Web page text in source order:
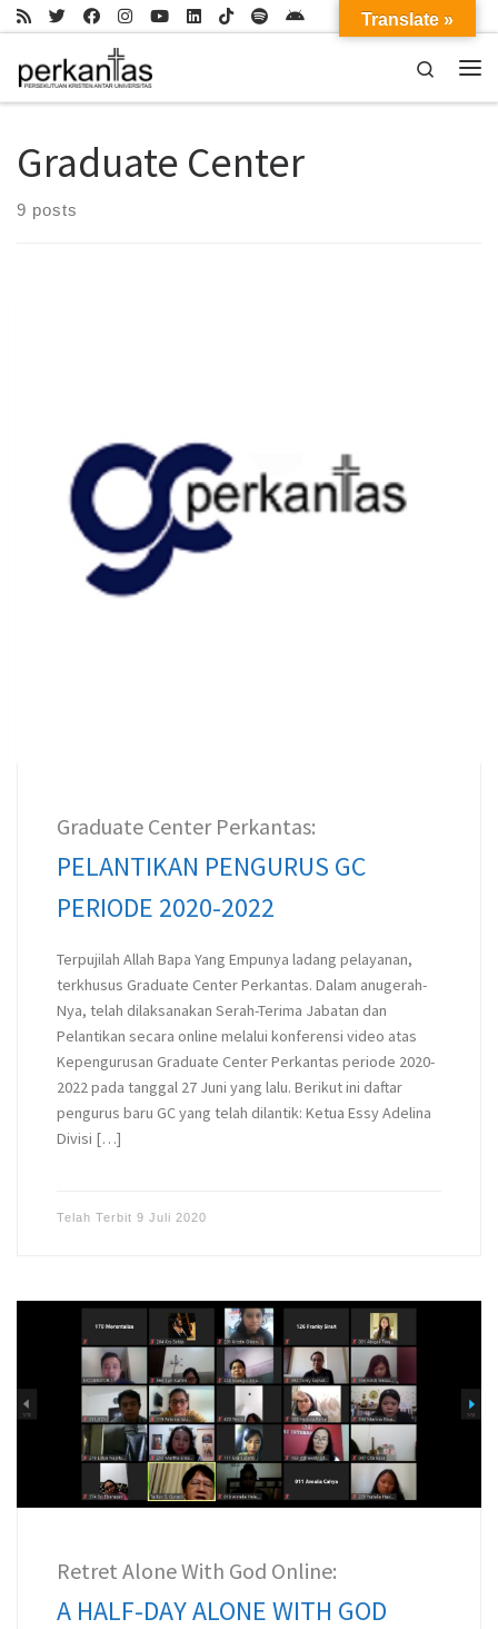
Skip to content
Search
Graduate Center
9 posts
Graduate Center Perkantas:
PELANTIKAN PENGURUS GC
PERIODE 2020-2022
Terpujilah Allah Bapa Yang Empunya ladang pelayanan,
terkhusus Graduate Center Perkantas. Dalam anugerah-
Nya, telah dilaksanakan Serah-Terima Jabatan dan
Pelantikan secara online melalui konferensi video atas
Kepengurusan Graduate Center Perkantas periode 2020-
2022 pada tanggal 27 Juni yang lalu. Berikut ini daftar
pengurus baru GC yang telah dilantik: Ketua Essy Adelina
Divisi […]
Telah Terbit 9 Juli 2020
Retret Alone With God Online:
A HALF-DAY ALONE WITH GOD
Translate »